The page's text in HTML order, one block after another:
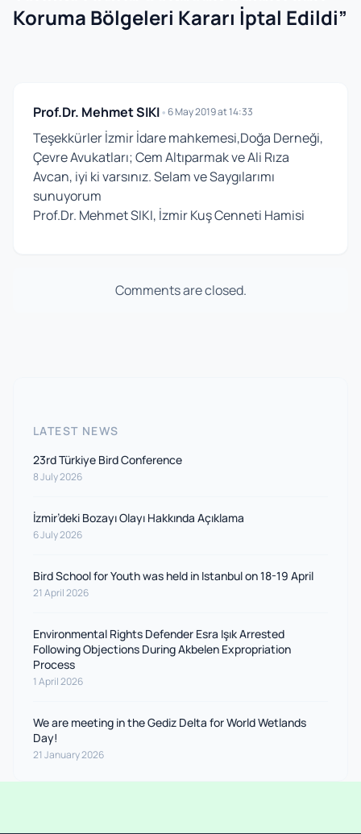
Koruma Bölgeleri Kararı İptal Edildi”
Prof.Dr. Mehmet SIKI•6 May 2019 at 14:33
Teşekkürler İzmir İdare mahkemesi,Doğa Derneği,
Çevre Avukatları; Cem Altıparmak ve Ali Rıza
Avcan, iyi ki varsınız. Selam ve Saygılarımı
sunuyorum
Prof.Dr. Mehmet SIKI, İzmir Kuş Cenneti Hamisi
Comments are closed.
LATEST NEWS
23rd Türkiye Bird Conference
8 July 2026
İzmir’deki Bozayı Olayı Hakkında Açıklama
6 July 2026
Bird School for Youth was held in Istanbul on 18-19 April
21 April 2026
Environmental Rights Defender Esra Işık Arrested
Following Objections During Akbelen Expropriation
Process
1 April 2026
We are meeting in the Gediz Delta for World Wetlands
Day!
21 January 2026